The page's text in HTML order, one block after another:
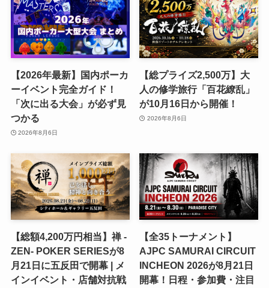
【2026年最新】国内ポーカ
ーイベント完全ガイド！
「次に出る大会」が必ず見
つかる
2026年8月6日
【総プライズ2,500万】大
人の修学旅行「百花繚乱」
が10月16日から開催！
2026年8月6日
【総額4,200万円相当】禅 -
ZEN- POKER SERIESが8
月21日に五反田で開幕 | メ
インイベント・店舗対抗戦
【全35トーナメント】
AJPC SAMURAI CIRCUIT
INCHEON 2026が8月21日
開幕！日程・参加費・注目